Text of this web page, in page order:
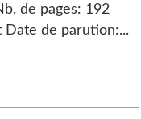
de pages: 192
Date de parution:...